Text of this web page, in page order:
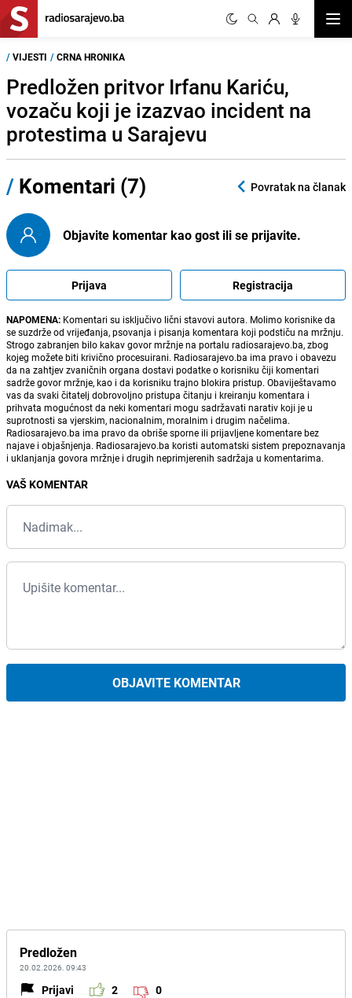
/ VIJESTI / CRNA HRONIKA
Predložen pritvor Irfanu Kariću,
vozaču koji je izazvao incident na
protestima u Sarajevu
/ Komentari (7) Povratak na članak
Objavite komentar kao gost ili se prijavite.
Prijava Registracija
NAPOMENA: Komentari su isključivo lični stavovi autora. Molimo korisnike da
se suzdrže od vrijeđanja, psovanja i pisanja komentara koji podstiču na mržnju.
Strogo zabranjen bilo kakav govor mržnje na portalu radiosarajevo.ba, zbog
kojeg možete biti krivično procesuirani. Radiosarajevo.ba ima pravo i obavezu
da na zahtjev zvaničnih organa dostavi podatke o korisniku čiji komentari
sadrže govor mržnje, kao i da korisniku trajno blokira pristup. Obaviještavamo
vas da svaki čitatelj dobrovoljno pristupa čitanju i kreiranju komentara i
prihvata mogućnost da neki komentari mogu sadržavati narativ koji je u
suprotnosti sa vjerskim, nacionalnim, moralnim i drugim načelima.
Radiosarajevo.ba ima pravo da obriše sporne ili prijavljene komentare bez
najave i objašnjenja. Radiosarajevo.ba koristi automatski sistem prepoznavanja
i uklanjanja govora mržnje i drugih neprimjerenih sadržaja u komentarima.
VAŠ KOMENTAR
OBJAVITE KOMENTAR
Predložen
20.02.2026. 09:43
Prijavi 2 0